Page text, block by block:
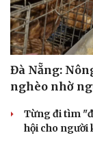
Đà Nẵng:
nghèo nhờ
Từng đi tìm
hội cho người